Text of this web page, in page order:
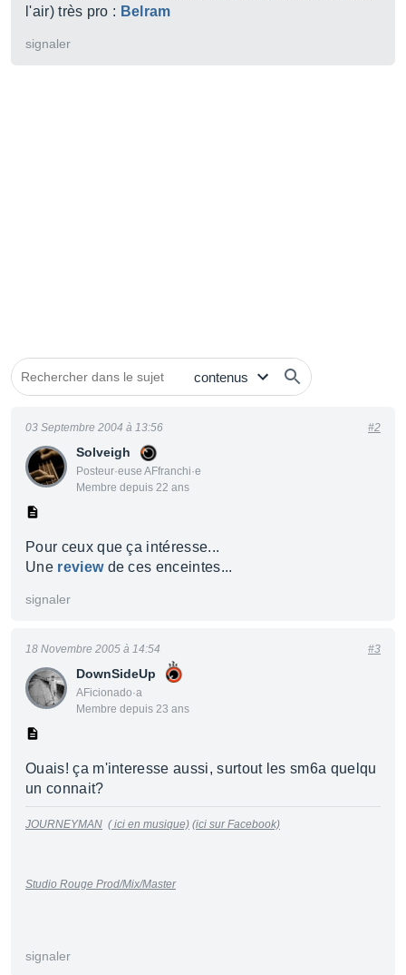
l'air) très pro : Belram
signaler
Solveigh
Posteur·euse AFfranchi·e
Membre depuis 22 ans
03 Septembre 2004 à 13:56 #2
Pour ceux que ça intéresse...
Une reviewde ces enceintes...
signaler
DownSideUp
AFicionado·a
Membre depuis 23 ans
18 Novembre 2005 à 14:54 #3
Ouais! ça m'interesse aussi, surtout les sm6a quelqu
un connait?
JOURNEYMAN ( ici en musique) (ici sur Facebook)
Studio Rouge Prod/Mix/Master
signaler